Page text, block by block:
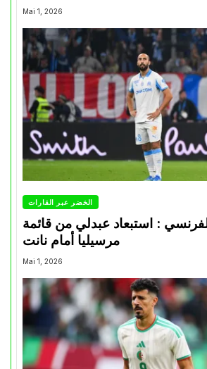
Mai 1, 2026
الخضر عبر القارات
: استبعاد عبدلي من قائمة
مرسيليا أمام نانت
Mai 1, 2026